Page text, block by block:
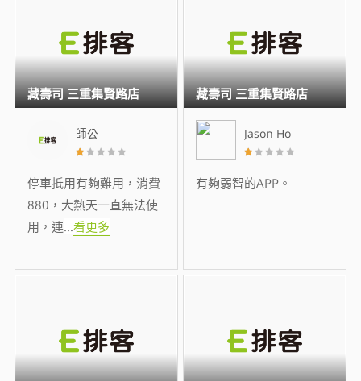
師公
停車抵用有夠難用，消費
880，大熱天一直無法使
用，連...看更多
藏壽司 三重集賢路店
Jason Ho
有夠弱智的APP。
藏壽司 三重集賢路店